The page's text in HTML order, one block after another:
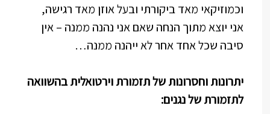
וכמוזיקאי מאד ביקורתי ובעל אוזן מאד רגישה,
אני יוצא מתוך הנחה שאם אני נהנה ממנה – אין
סיבה שכל אחד אחר לא ייהנה ממנה…
יתרונות וחסרונות של תזמורת וירטואלית בהשוואה
לתזמורת של נגנים: